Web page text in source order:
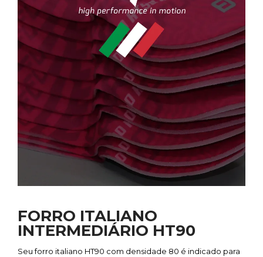
FORRO ITALIANO
INTERMEDIÁRIO HT90
Seu forro italiano HT90 com densidade 80 é indicado para